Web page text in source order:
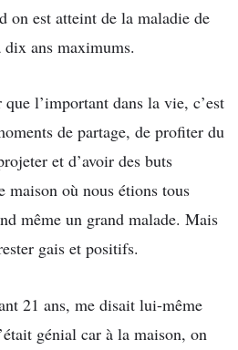
on est atteint de la maladie de
ans maximums.
l’important dans la vie, c’est
de partage, de profiter du
et d’avoir des buts
maison où nous étions tous
même un grand malade. Mais
gais et positifs.
21 ans, me disait lui-même
génial car à la maison, on